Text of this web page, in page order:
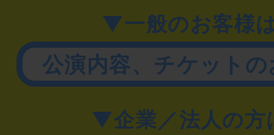
▼一般のお客様
公演内容、チケット
▼企業／法人の方